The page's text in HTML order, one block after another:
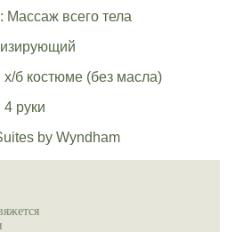
Массаж всего тела
б костюме (без масла)
руки
by Wyndham